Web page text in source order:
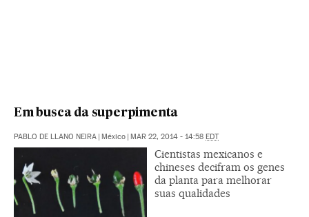
Em busca da superpimenta
PABLO DE LLANO NEIRA | México | MAR 22, 2014 - 14:58 EDT
Cientistas mexicanos e
chineses decifram os genes
da planta para melhorar
suas qualidades